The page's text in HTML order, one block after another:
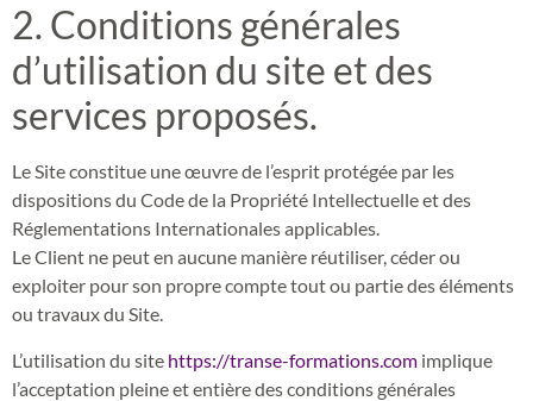
2. Conditions générales
d’utilisation du site et des
services proposés.
Le Site constitue une œuvre de l’esprit protégée par les
dispositions du Code de la Propriété Intellectuelle et des
Réglementations Internationales applicables.
Le Client ne peut en aucune manière réutiliser, céder ou
exploiter pour son propre compte tout ou partie des éléments
ou travaux du Site.
L’utilisation du site https://transe-formations.com implique
l’acceptation pleine et entière des conditions générales